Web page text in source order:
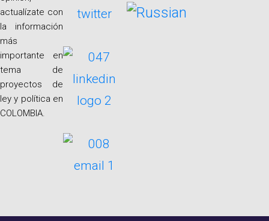
actualízate con
la información
más
importante en
tema de
proyectos de
ley y política en
COLOMBIA.